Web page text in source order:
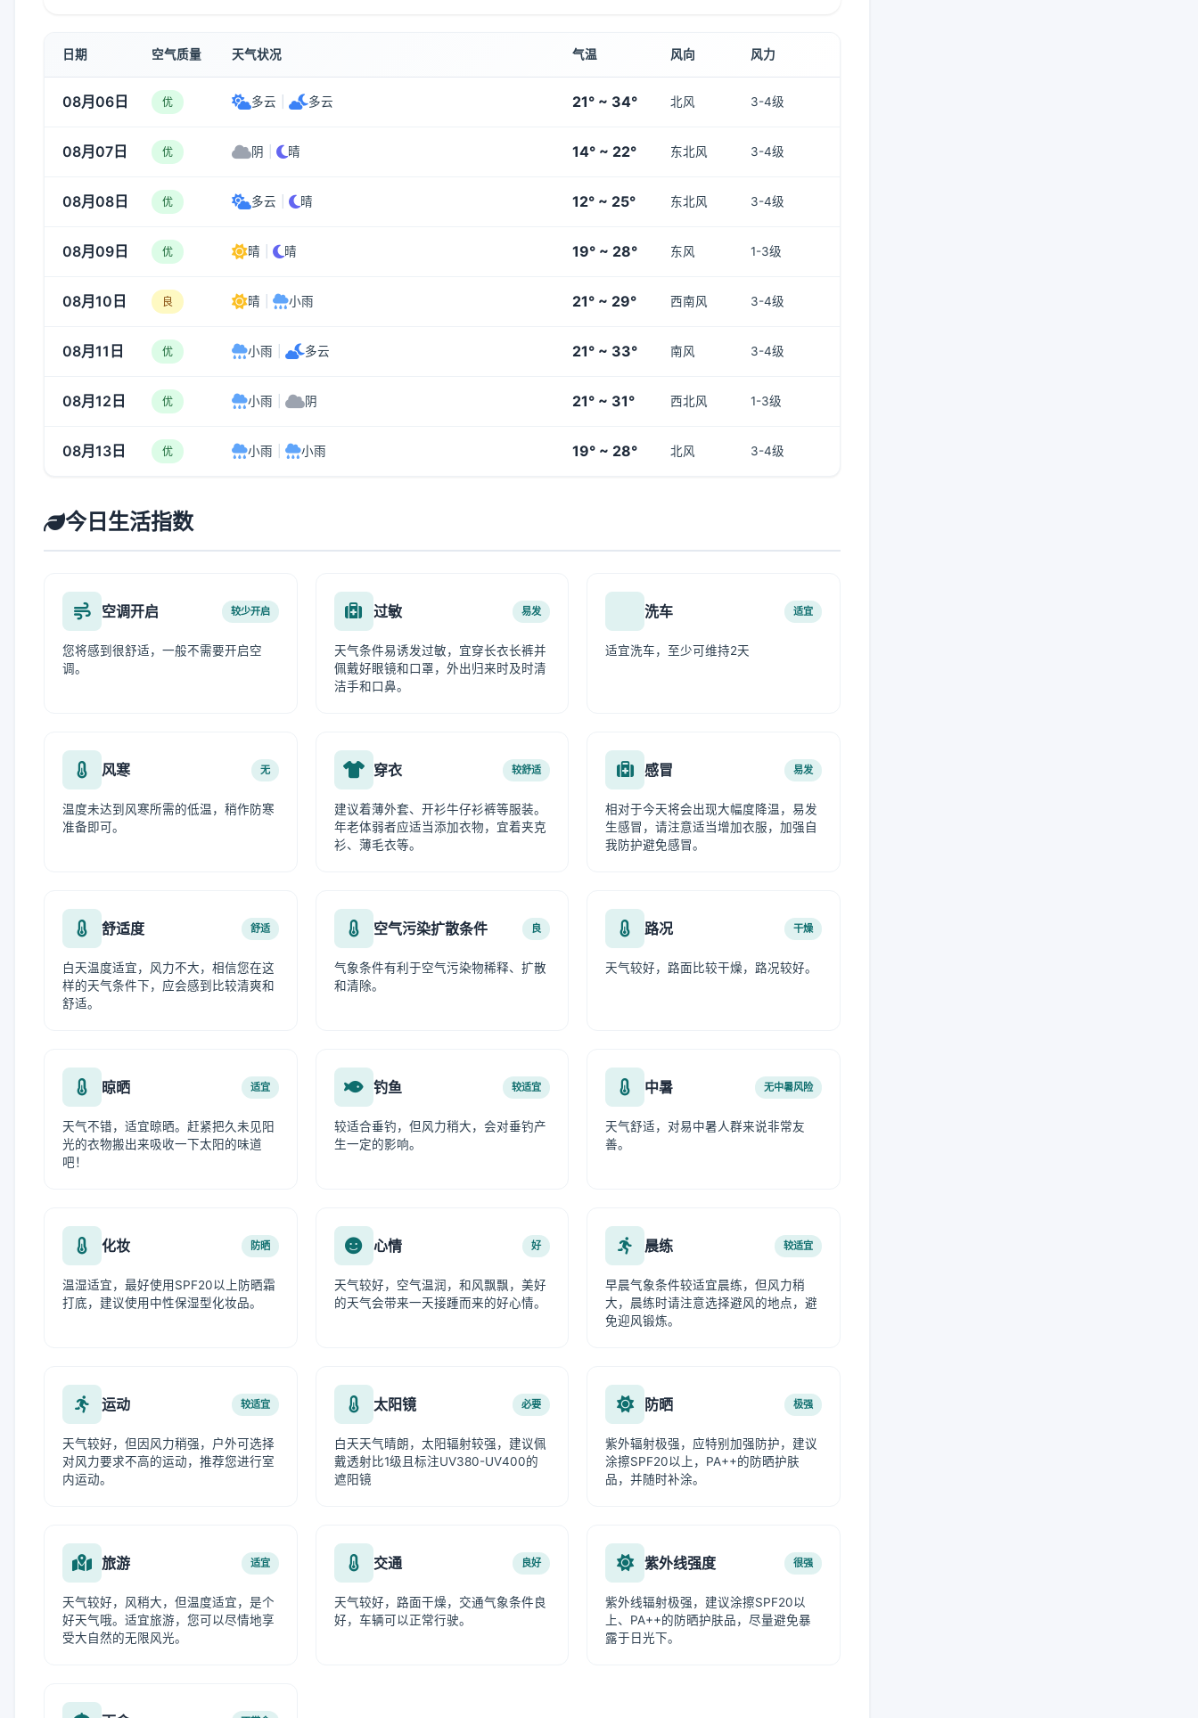
日期 空气质量 天气状况 气温 风向 风力
08月06日 优 多云 多云 21° ~ 34° 北风 3-4级
08月07日 优 阴 晴 14° ~ 22° 东北风 3-4级
08月08日 优 多云 晴 12° ~ 25° 东北风 3-4级
08月09日 优 晴 晴 19° ~ 28° 东风 1-3级
08月10日 良 晴 小雨 21° ~ 29° 西南风 3-4级
08月11日 优 小雨 多云 21° ~ 33° 南风 3-4级
08月12日 优 小雨 阴 21° ~ 31° 西北风 1-3级
08月13日 优 小雨 小雨 19° ~ 28° 北风 3-4级
今日生活指数
空调开启 较少开启
您将感到很舒适，一般不需要开启空
调。
过敏 易发
天气条件易诱发过敏，宜穿长衣长裤并
佩戴好眼镜和口罩，外出归来时及时清
洁手和口鼻。
洗车 适宜
适宜洗车，至少可维持2天
风寒 无
温度未达到风寒所需的低温，稍作防寒
准备即可。
穿衣 较舒适
建议着薄外套、开衫牛仔衫裤等服装。
年老体弱者应适当添加衣物，宜着夹克
衫、薄毛衣等。
感冒 易发
相对于今天将会出现大幅度降温，易发
生感冒，请注意适当增加衣服，加强自
我防护避免感冒。
舒适度 舒适
白天温度适宜，风力不大，相信您在这
样的天气条件下，应会感到比较清爽和
舒适。
空气污染扩散条件 良
气象条件有利于空气污染物稀释、扩散
和清除。
路况 干燥
天气较好，路面比较干燥，路况较好。
晾晒 适宜
天气不错，适宜晾晒。赶紧把久未见阳
光的衣物搬出来吸收一下太阳的味道
吧！
钓鱼 较适宜
较适合垂钓，但风力稍大，会对垂钓产
生一定的影响。
中暑 无中暑风险
天气舒适，对易中暑人群来说非常友
善。
化妆 防晒
温湿适宜，最好使用SPF20以上防晒霜
打底，建议使用中性保湿型化妆品。
心情 好
天气较好，空气温润，和风飘飘，美好
的天气会带来一天接踵而来的好心情。
晨练 较适宜
早晨气象条件较适宜晨练，但风力稍
大，晨练时请注意选择避风的地点，避
免迎风锻炼。
运动 较适宜
天气较好，但因风力稍强，户外可选择
对风力要求不高的运动，推荐您进行室
内运动。
太阳镜 必要
白天天气晴朗，太阳辐射较强，建议佩
戴透射比1级且标注UV380-UV400的
遮阳镜
防晒 极强
紫外辐射极强，应特别加强防护，建议
涂擦SPF20以上，PA++的防晒护肤
品，并随时补涂。
旅游 适宜
天气较好，风稍大，但温度适宜，是个
好天气哦。适宜旅游，您可以尽情地享
受大自然的无限风光。
交通 良好
天气较好，路面干燥，交通气象条件良
好，车辆可以正常行驶。
紫外线强度 很强
紫外线辐射极强，建议涂擦SPF20以
上、PA++的防晒护肤品，尽量避免暴
露于日光下。